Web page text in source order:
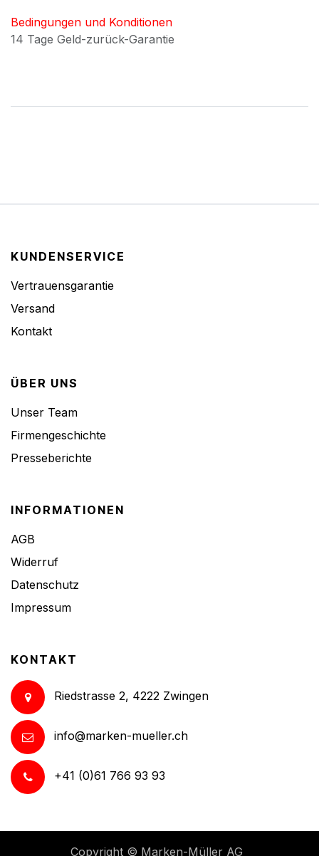
Bedingungen und Konditionen
14 Tage Geld-zurück-Garantie
KUNDENSERVICE
Vertrauensgarantie
Versand
Kontakt
ÜBER UNS
Unser Team
Firmengeschichte
Presseberichte
INFORMATIONEN
AGB
Widerruf
Datenschutz
Impressum
KONTAKT
Riedstrasse 2, 4222 Zwingen
info@marken-mueller.ch
+41 (0)61 766 93 93
Copyright © Marken-Müller AG